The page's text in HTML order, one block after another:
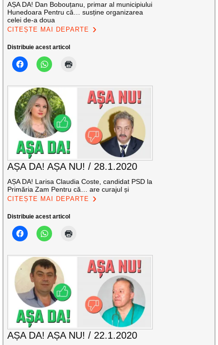
AȘA DA! Dan Bobouțanu, primar al municipiului
Hunedoara Pentru că… susține organizarea
celei de-a doua
CITEȘTE MAI DEPARTE
Distribuie acest articol
AȘA DA! AȘA NU! / 28.1.2020
AȘA DA! Larisa Claudia Coste, candidat PSD la
Primăria Zam Pentru că… are curajul și
CITEȘTE MAI DEPARTE
Distribuie acest articol
AȘA DA! AȘA NU! / 22.1.2020